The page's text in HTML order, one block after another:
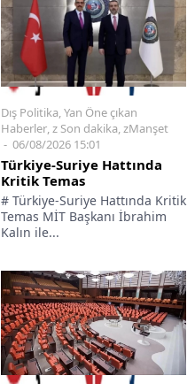
Dış Politika,Yan Öne çıkan
Haberler,z Son dakika,zManşet
06/08/2026 15:01
Türkiye-Suriye Hattında
Kritik Temas
# Türkiye-Suriye Hattında Kritik
Temas MİT Başkanı İbrahim
Kalın ile...